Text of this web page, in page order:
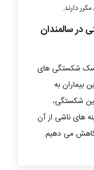
سالمندان
شکستگی های
این بیماران به
شکستگی،
ناشی از آن
می دهیم.